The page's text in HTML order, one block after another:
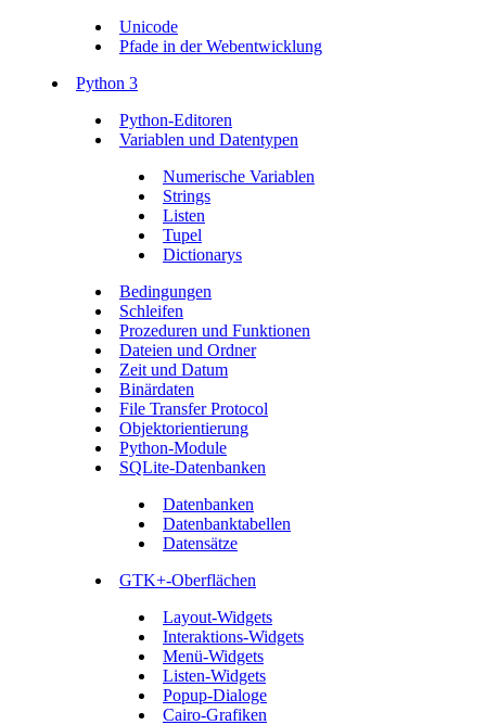
Unicode
Pfade in der Webentwicklung
Python 3
Python-Editoren
Variablen und Datentypen
Numerische Variablen
Strings
Listen
Tupel
Dictionarys
Bedingungen
Schleifen
Prozeduren und Funktionen
Dateien und Ordner
Zeit und Datum
Binärdaten
File Transfer Protocol
Objektorientierung
Python-Module
SQLite-Datenbanken
Datenbanken
Datenbanktabellen
Datensätze
GTK+-Oberflächen
Layout-Widgets
Interaktions-Widgets
Menü-Widgets
Listen-Widgets
Popup-Dialoge
Cairo-Grafiken